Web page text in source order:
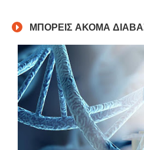
ΜΠΟΡΕΙΣ ΑΚΟΜΑ